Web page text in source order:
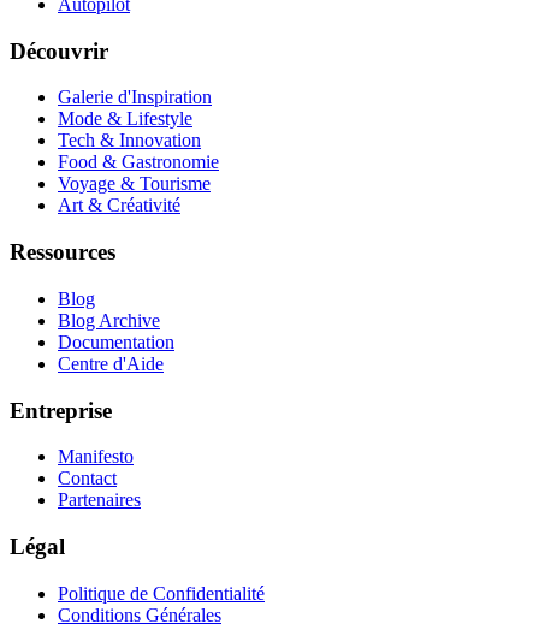
Autopilot
Découvrir
Galerie d'Inspiration
Mode & Lifestyle
Tech & Innovation
Food & Gastronomie
Voyage & Tourisme
Art & Créativité
Ressources
Blog
Blog Archive
Documentation
Centre d'Aide
Entreprise
Manifesto
Contact
Partenaires
Légal
Politique de Confidentialité
Conditions Générales